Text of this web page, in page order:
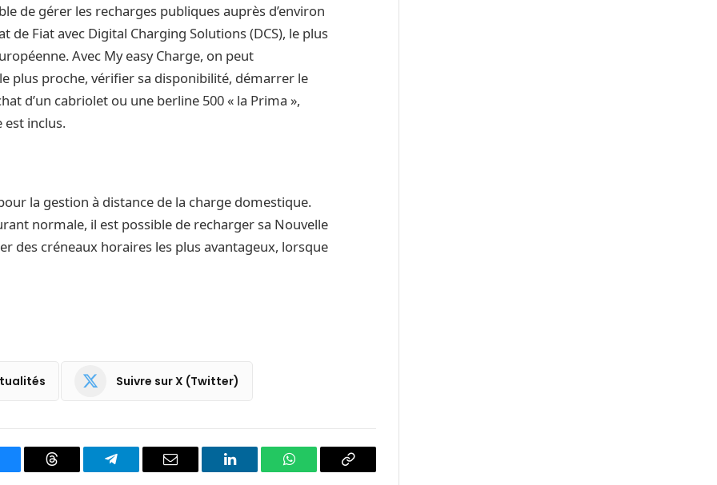
de gérer les recharges publiques auprès d’environ
de Fiat avec Digital Charging Solutions (DCS), le plus
Avec My easy Charge, on peut
plus proche, vérifier sa disponibilité, démarrer le
d’un cabriolet ou une berline 500 « la Prima »,
est inclus.
la gestion à distance de la charge domestique.
normale, il est possible de recharger sa Nouvelle
des créneaux horaires les plus avantageux, lorsque
Suivre sur X (Twitter)
Threads
Partager
Email LinkedIn WhatsAppCopier